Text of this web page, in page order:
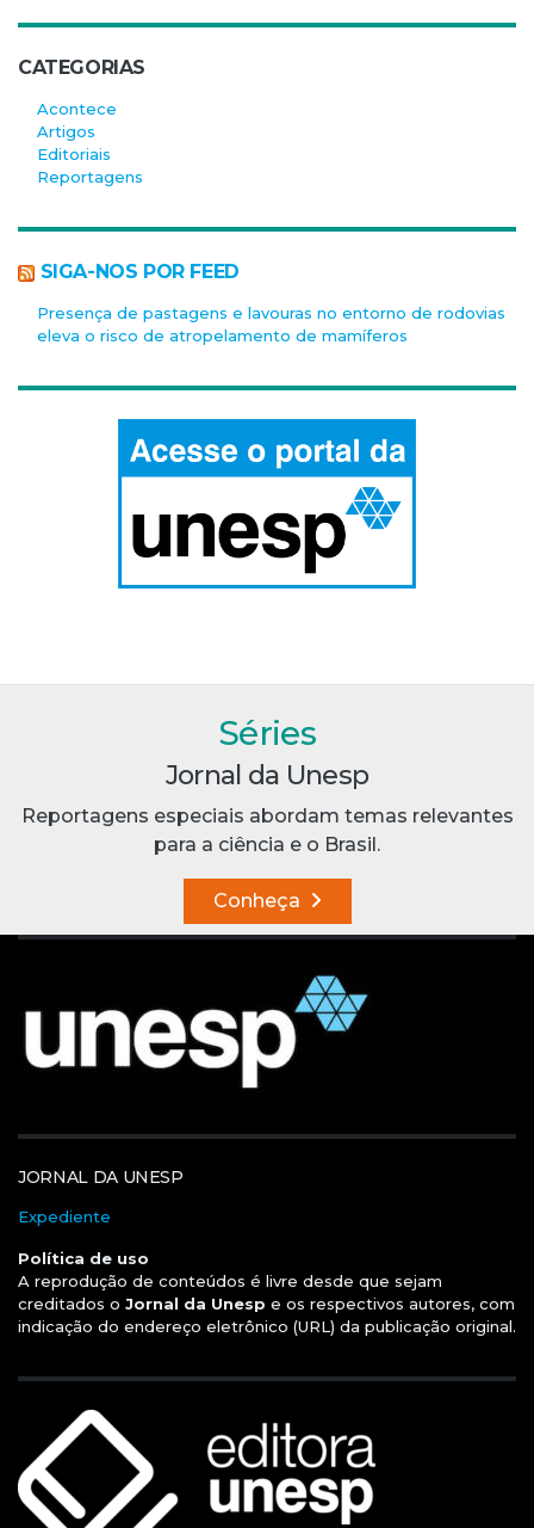
CATEGORIAS
Acontece
Artigos
Editoriais
Reportagens
SIGA-NOS POR FEED
Presença de pastagens e lavouras no entorno de rodovias
eleva o risco de atropelamento de mamíferos
Séries
Jornal da Unesp
Reportagens especiais abordam temas relevantes
para a ciência e o Brasil.
Conheça
JORNAL DA UNESP
Expediente
Política de uso
A reprodução de conteúdos é livre desde que sejam
creditados o Jornal da Unesp e os respectivos autores, com
indicação do endereço eletrônico (URL) da publicação original.